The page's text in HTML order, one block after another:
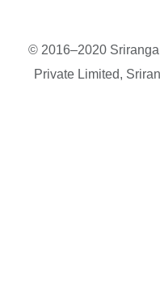
© 2016–2020
Private Limited,